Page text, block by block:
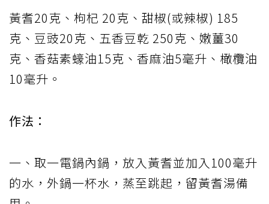
黃耆20克、枸杞 20克、甜椒(或辣椒) 185
克、豆豉20克、五香豆乾 250克、嫩薑30
克、香菇素蠔油15克、香麻油5毫升、橄欖油
10毫升。
作法：
一、取一電鍋內鍋，放入黃耆並加入100毫升
的水，外鍋一杯水，蒸至跳起，留黃耆湯備